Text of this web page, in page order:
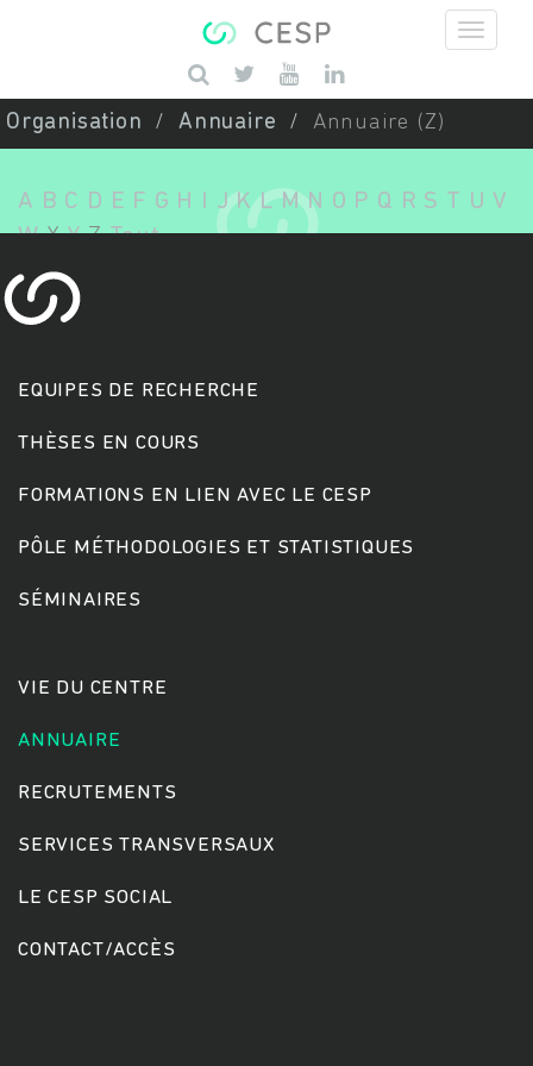
Saisissez vos mots-clés
Organisation Annuaire Annuaire (Z)
A B C D E F G H J K L M N O P Q R S T U V
W X Y Z Tout
EQUIPES DE RECHERCHE
THÈSES EN COURS
FORMATIONS EN LIEN AVEC LE CESP
PÔLE MÉTHODOLOGIES ET STATISTIQUES
SÉMINAIRES
VIE DU CENTRE
ANNUAIRE
RECRUTEMENTS
SERVICES TRANSVERSAUX
LE CESP SOCIAL
CONTACT/ACCÈS